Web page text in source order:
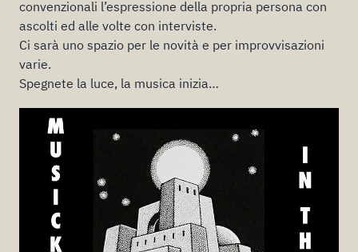
convenzionali l’espressione della propria persona con
ascolti ed alle volte con interviste.
Ci sarà uno spazio per le novità e per improvvisazioni
varie.
Spegnete la luce, la musica inizia…